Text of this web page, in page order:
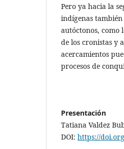
Pero ya hacia la
indígenas
autóctonos, como
de los cronistas y
acercamientos
procesos de
Presentación
Tatiana Valdez
DOI: https://